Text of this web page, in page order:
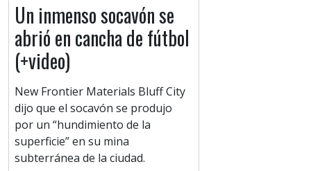
Un inmenso socavón se
abrió en cancha de fútbol
(+video)
New Frontier Materials Bluff City
dijo que el socavón se produjo
por un “hundimiento de la
superficie” en su mina
subterránea de la ciudad.